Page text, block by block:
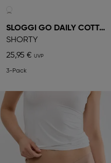
SLOGGI GO DAILY COTTON
SHORTY
25,95 €
3-Pack